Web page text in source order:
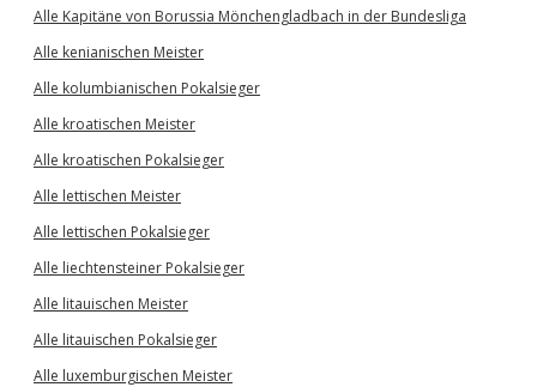
Alle Kapitäne von Borussia Mönchengladbach in der Bundesliga
Alle kenianischen Meister
Alle kolumbianischen Pokalsieger
Alle kroatischen Meister
Alle kroatischen Pokalsieger
Alle lettischen Meister
Alle lettischen Pokalsieger
Alle liechtensteiner Pokalsieger
Alle litauischen Meister
Alle litauischen Pokalsieger
Alle luxemburgischen Meister